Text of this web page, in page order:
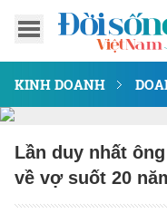
KINH DOANH
Lần duy nhất
về vợ suốt 20